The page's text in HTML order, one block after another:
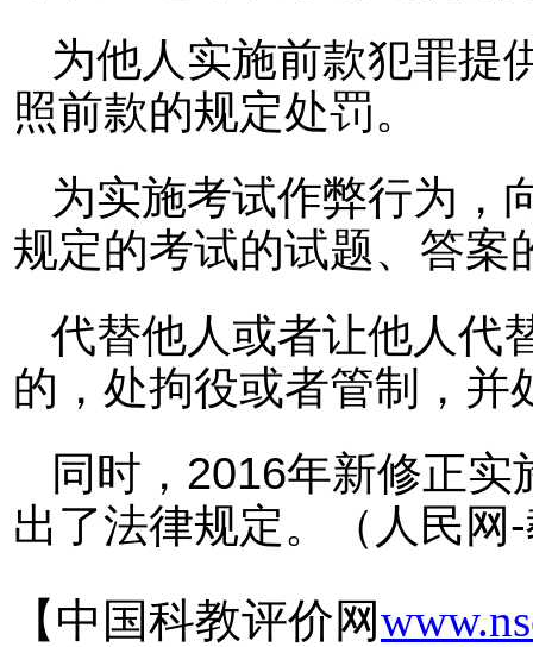
为他人实施前款犯罪提
照前款的规定处罚。
为实施考试作弊行为，
规定的考试的试题、答案
代替他人或者让他人代
的，处拘役或者管制，并
同时，2016年新修正
出了法律规定。（人民网
【中国科教评价网